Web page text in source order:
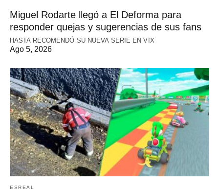
Miguel Rodarte llegó a El Deforma para
responder quejas y sugerencias de sus fans
HASTA RECOMENDÓ SU NUEVA SERIE EN VIX
Ago 5, 2026
ESREAL